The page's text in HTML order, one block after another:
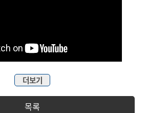
더보기
목록